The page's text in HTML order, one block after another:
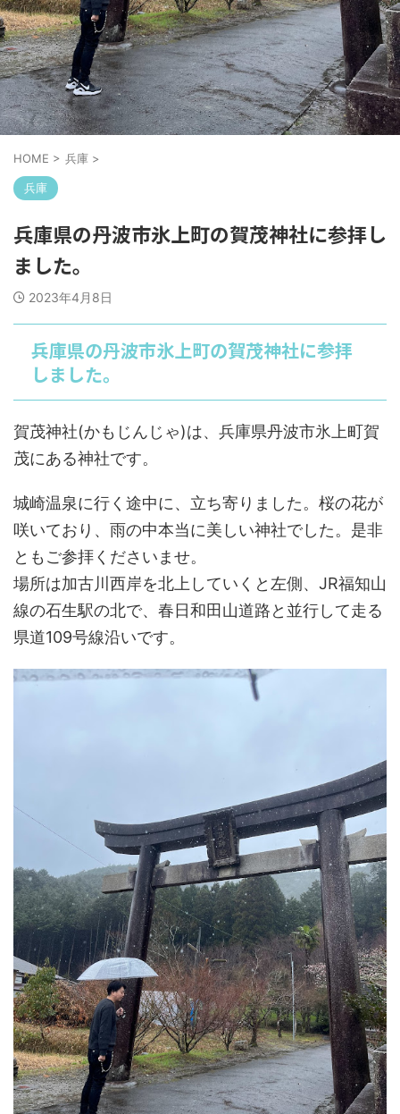
HOME > 兵庫 >
兵庫
兵庫県の丹波市氷上町の賀茂神社に参拝し
ました。
2023年4月8日
兵庫県の丹波市氷上町の賀茂神社に参拝
しました。
賀茂神社(かもじんじゃ)は、兵庫県丹波市氷上町賀
茂にある神社です。
城崎温泉に行く途中に、立ち寄りました。桜の花が
咲いており、雨の中本当に美しい神社でした。是非
ともご参拝くださいませ。
場所は加古川西岸を北上していくと左側、JR福知山
線の石生駅の北で、春日和田山道路と並行して走る
県道109号線沿いです。